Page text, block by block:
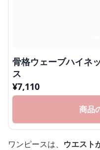
骨格ウェーブハイネ
ス
¥7,110
商品
ワンピースは、 ウエスト